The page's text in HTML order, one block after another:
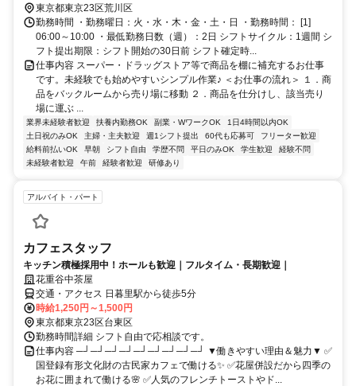
東京都東京23区荒川区
勤務時間 ・勤務曜日：火・水・木・金・土・日 ・勤務時間： [1]
06:00～10:00 ・最低勤務日数（週）：2日 シフトサイクル：1週間 シ
フト提出期限：シフト開始の30日前 シフト確定時...
仕事内容 スーパー・ドラッグストア等で商品を棚に補充するお仕事
です。未経験でも始めやすいシンプル作業♪ ＜お仕事の流れ＞ １．商
品をバックルームから売り場に移動 ２．商品を仕分けし、該当売り
場に運ぶ ...
業界未経験者歓迎 扶養内勤務OK 副業・WワークOK
1日4時間以内OK
土日祝のみOK
主婦・主夫歓迎 週1シフト提出 60代も応募可
フリーター歓迎
給料前払いOK
早朝 シフト自由 学歴不問 平日のみOK 学生歓迎
経験不問
未経験者歓迎
午前 経験者歓迎 研修あり
アルバイト・パート
カフェスタッフ
キッチン積極採用中！ホールも歓迎｜フルタイム・長期歓迎｜
花重谷中茶屋
交通・アクセス 日暮里駅から徒歩5分
時給1,250円～1,500円
東京都東京23区台東区
勤務時間詳細 シフト自由で応相談です。
仕事内容 ─┘─┘─┘─┘─┘─┘─┘─┘─┘ ▼働きやすい理由＆魅力▼ ✅
国登録有形文化財の古民家カフェで働ける✨ ✅花屋併設だから四季の
お花に囲まれて働ける🌸 ✅人気のフレンチトーストやド...